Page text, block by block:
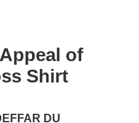
of
Shirt
DU